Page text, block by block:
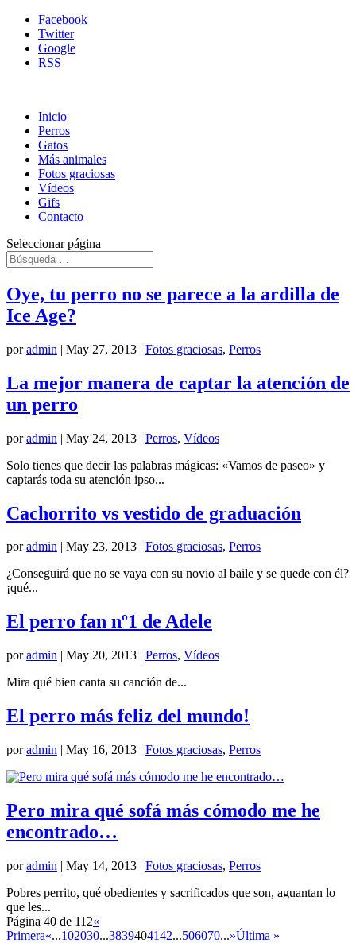
Facebook
Twitter
Google
RSS
Inicio
Perros
Gatos
Más animales
Fotos graciosas
Vídeos
Gifs
Contacto
Seleccionar página
Oye, tu perro no se parece a la ardilla de
Ice Age?
poradmin | May 27, 2013 | Fotos graciosas, Perros
La mejor manera de captar la atención de
un perro
poradmin | May 24, 2013 | Perros, Vídeos
Solo tienes que decir las palabras mágicas: «Vamos de paseo» y
captarás toda su atención ipso...
Cachorrito vs vestido de graduación
poradmin | May 23, 2013 | Fotos graciosas, Perros
¿Conseguirá que no se vaya con su novio al baile y se quede con él?
¡qué...
El perro fan nº1 de Adele
poradmin | May 20, 2013 | Perros, Vídeos
Mira qué bien canta su canción de...
El perro más feliz del mundo!
poradmin | May 16, 2013 | Fotos graciosas, Perros
Pero mira qué sofá más cómodo me he
encontrado…
poradmin | May 14, 2013 | Fotos graciosas, Perros
Pobres perrito, qué obedientes y sacrificados que son, aguantan lo
que les...
Página 40 de 112«
Primera«...102030...3839404142...506070...»Última »